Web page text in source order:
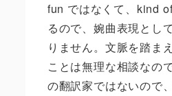
fun ではなくて、kind
るので、婉曲表現とし
りません。文脈を踏ま
ことは無理な相談なの
の翻訳家ではないので